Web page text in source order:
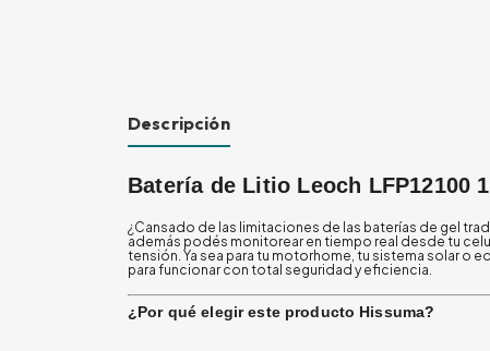
Descripción
Batería de Litio Leoch LFP12100
¿Cansado de las limitaciones de las baterías de gel
además podés monitorear en tiempo real desde tu
tensión. Ya sea para tu motorhome, tu sistema solar
para funcionar con total seguridad y eficiencia.
¿Por qué elegir este producto Hissuma?